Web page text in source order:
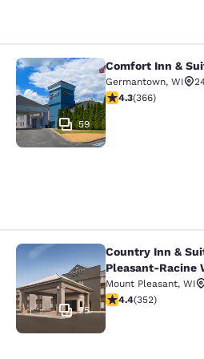
Comfort Inn &
59
Comfort Inn &
Germantown, WI
classificação 4.28
4.3(366)
Country Inn &
25
Country Inn &
Pleasant-Racine
Mount Pleasant, WI
classificação 4.37
4.4(352)